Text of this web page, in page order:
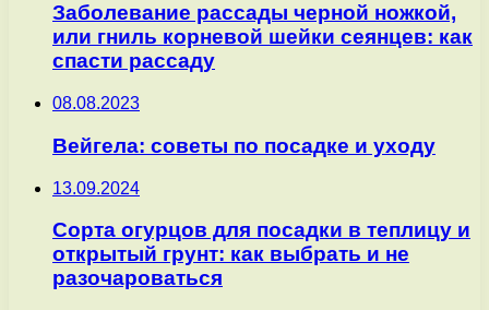
Заболевание рассады черной ножкой,
или гниль корневой шейки сеянцев: как
спасти рассаду
08.08.2023
Вейгела: советы по посадке и уходу
13.09.2024
Сорта огурцов для посадки в теплицу и
открытый грунт: как выбрать и не
разочароваться